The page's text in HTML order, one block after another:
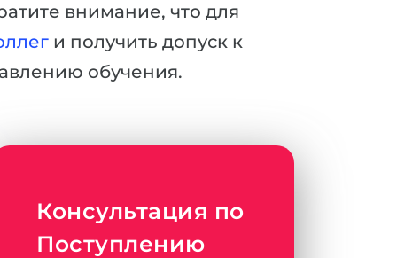
внимание, что для
и получить допуск к
обучения.
Консультация по
Поступлению